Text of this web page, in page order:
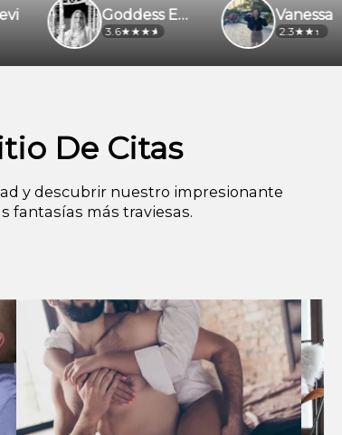
Vanessa
2.3
Goddess Emilia
3.6
De Citas
y descubrir nuestro impresionante
fantasías más traviesas.